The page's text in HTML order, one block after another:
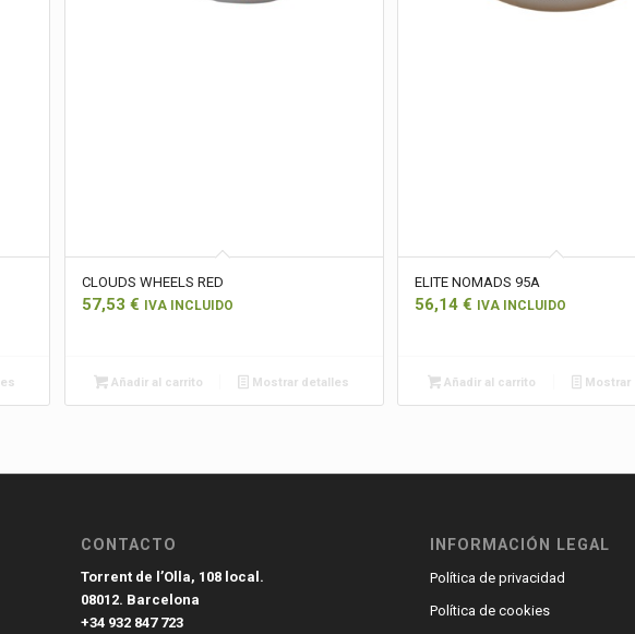
CLOUDS WHEELS RED
57,53 € IVA INCLUIDO
Añadir al carrito Mostrar detalles
ELITE NOMADS 95A
56,14€ IVA INCLUIDO
Añadir al carrito Mostrar
CONTACTO
Torrent de l’Olla, 108 local.
08012. Barcelona
+34 932 847 723
INFORMACIÓN LEGAL
Política de privacidad
Política de cookies